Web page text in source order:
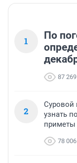
1
По
87 269
2
Суровой
узнать
приметы
78 006